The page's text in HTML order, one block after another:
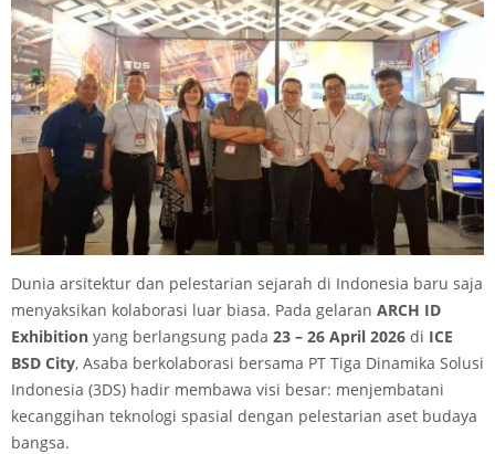
Dunia arsitektur dan pelestarian sejarah di Indonesia baru saja
menyaksikan kolaborasi luar biasa. Pada gelaran ARCH ID
Exhibition yang berlangsung pada 23 – 26 April 2026 di ICE
BSD City, Asaba berkolaborasi bersama PT Tiga Dinamika Solusi
Indonesia (3DS) hadir membawa visi besar: menjembatani
kecanggihan teknologi spasial dengan pelestarian aset budaya
bangsa.